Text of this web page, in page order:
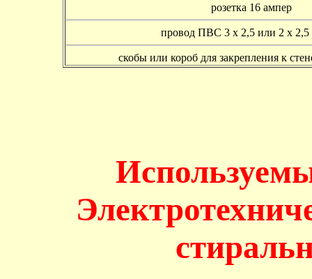
розетка 16 ампер
провод ПВС 3 х 2,5 или 2 х 2,5
скобы или короб для закрепления к